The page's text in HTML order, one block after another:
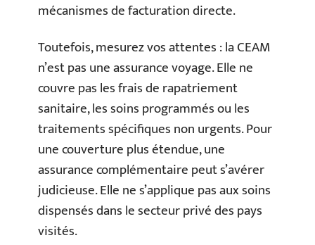
mécanismes de facturation directe.
Toutefois, mesurez vos attentes : la CEAM
n’est pas une assurance voyage. Elle ne
couvre pas les frais de rapatriement
sanitaire, les soins programmés ou les
traitements spécifiques non urgents. Pour
une couverture plus étendue, une
assurance complémentaire peut s’avérer
judicieuse. Elle ne s’applique pas aux soins
dispensés dans le secteur privé des pays
visités.